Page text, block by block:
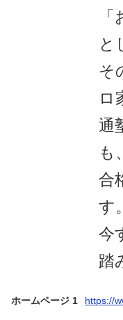
と
そ
ロ
通
も
合
す。
今
踏
ホームページ 1 https://